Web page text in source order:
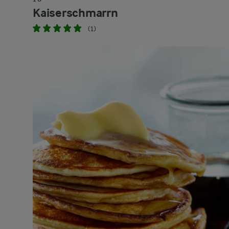
Kaiserschmarrn
(1)